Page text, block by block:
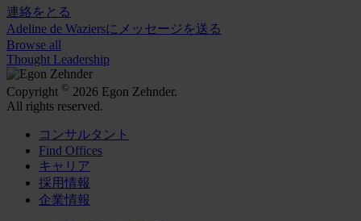
連絡をとる
Adeline de Waziersにメッセージを送る
Browse all
Thought Leadership
Copyright © 2026 Egon Zehnder.
All rights reserved.
コンサルタント
Find Offices
キャリア
採用情報
企業情報